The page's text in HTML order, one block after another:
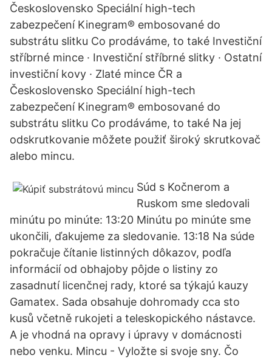
Československo Speciální high-tech
zabezpečení Kinegram® embosované do
substrátu slitku Co prodáváme, to také Investiční
stříbrné mince · Investiční stříbrné slitky · Ostatní
investiční kovy · Zlaté mince ČR a
Československo Speciální high-tech
zabezpečení Kinegram® embosované do
substrátu slitku Co prodáváme, to také Na jej
odskrutkovanie môžete použiť široký skrutkovač
alebo mincu.
Súd s Kočnerom a
Ruskom sme sledovali
minútu po minúte: 13:20 Minútu po minúte sme
ukončili, ďakujeme za sledovanie. 13:18 Na súde
pokračuje čítanie listinných dôkazov, podľa
informácií od obhajoby pôjde o listiny zo
zasadnutí licenčnej rady, ktoré sa týkajú kauzy
Gamatex. Sada obsahuje dohromady cca sto
kusů včetně rukojeti a teleskopického nástavce.
A je vhodná na opravy i úpravy v domácnosti
nebo venku. Mincu - Vyložte si svoje sny. Čo